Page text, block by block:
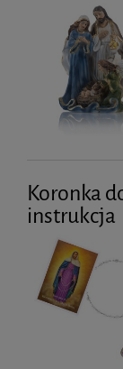
Koronka
instrukcja